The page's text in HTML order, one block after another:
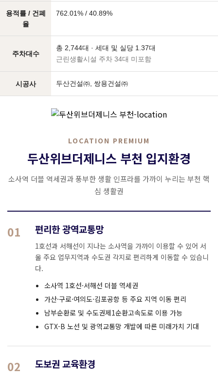
용적률 / 건폐
율
762.01% / 40.89%
주차대수
총 2,744대 · 세대 및 실당 1.37대
근린생활시설 주차 34대 미포함
시공사 두산건설㈜, 쌍용건설㈜
LOCATION PREMIUM
두산위브더제니스 부천 입지환경
소사역 더블 역세권과 풍부한 생활 인프라를 가까이 누리는 부천 핵
심 생활권
01 편리한 광역교통망
1호선과 서해선이 지나는 소사역을 가까이 이용할 수 있어 서
울 주요 업무지역과 수도권 각지로 편리하게 이동할 수 있습니
다.
소사역 1호선·서해선 더블 역세권
가산·구로·여의도·김포공항 등 주요 지역 이동 편리
남부순환로 및 수도권제1순환고속도로 이용 가능
GTX-B 노선 및 광역교통망 개발에 따른 미래가치 기대
02 도보권 교육환경